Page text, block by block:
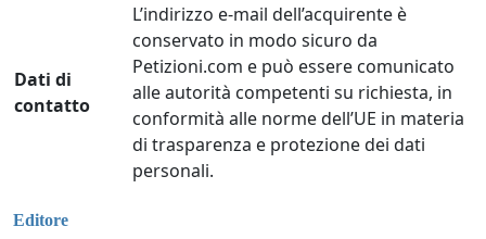
Dati di
contatto
L’indirizzo e-mail dell’acquirente è
conservato in modo sicuro da
Petizioni.com e può essere comunicato
alle autorità competenti su richiesta, in
conformità alle norme dell’UE in materia
di trasparenza e protezione dei dati
personali.
Editore